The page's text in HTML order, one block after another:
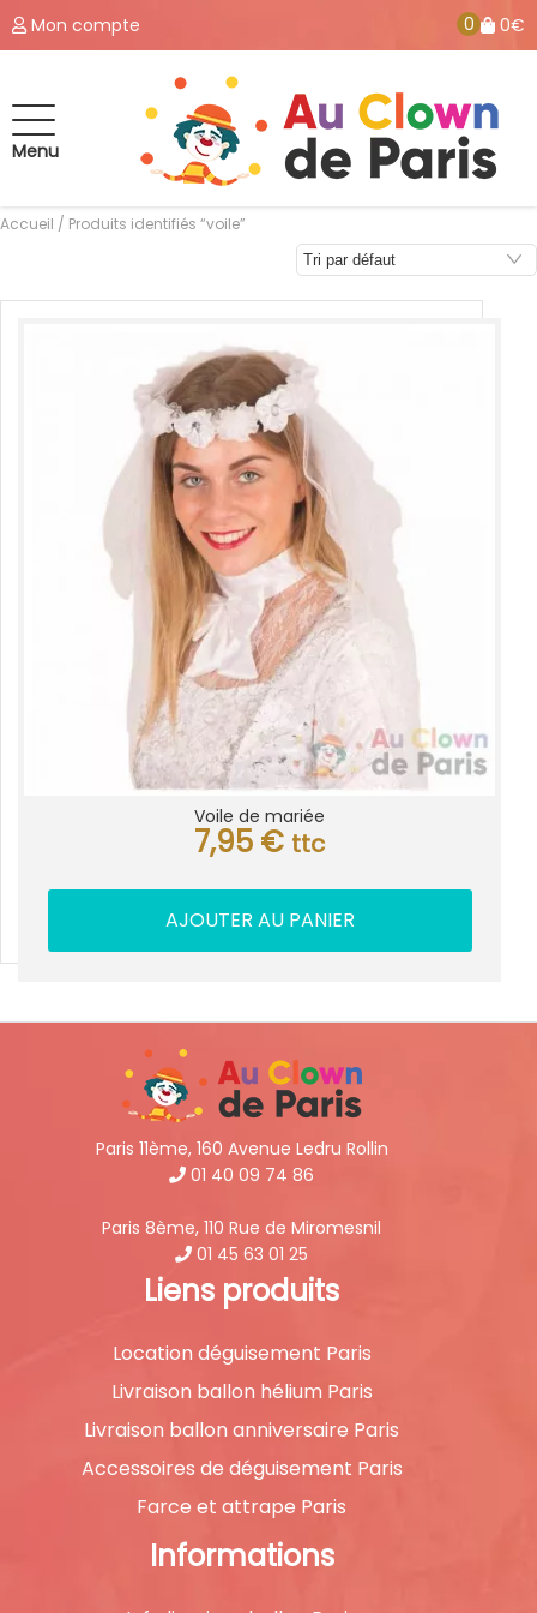
Mon compte 0 0€
Menu
Accueil / Produits identifiés “voile”
Voile de mariée
7,95 € ttc
AJOUTER AU PANIER
Paris 11ème, 160 Avenue Ledru Rollin
01 40 09 74 86
Paris 8ème, 110 Rue de Miromesnil
01 45 63 01 25
Liens produits
Location déguisement Paris
Livraison ballon hélium Paris
Livraison ballon anniversaire Paris
Accessoires de déguisement Paris
Farce et attrape Paris
Informations